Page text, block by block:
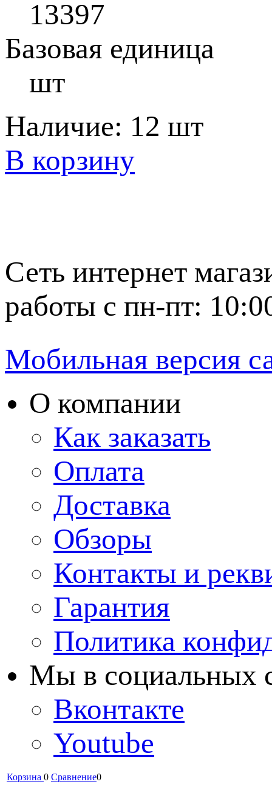
13397
Базовая единица
шт
Наличие: 12 шт
В корзину
Сеть интернет
работы с пн-пт:
Мобильная версия
О компании
Как заказать
Оплата
Доставка
Обзоры
Контакты и
Гарантия
Политика
Мы в cоциальных
Вконтакте
Youtube
Корзина 0 Сравнение0